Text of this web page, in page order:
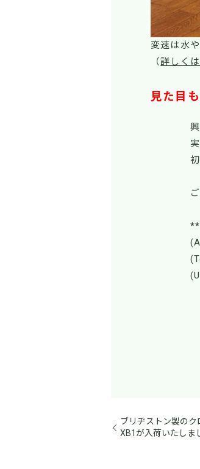
変速は水
（詳しく
見た目
ブリヂストン製のク
XB1が入荷いたしま